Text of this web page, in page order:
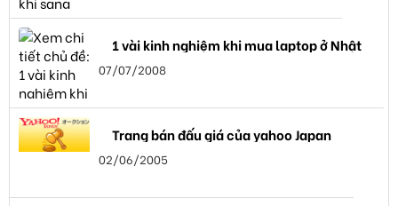
1 vài kinh nghiệm khi mua laptop ở Nhật
07/07/2008
Trang bán đấu giá của yahoo Japan
02/06/2005